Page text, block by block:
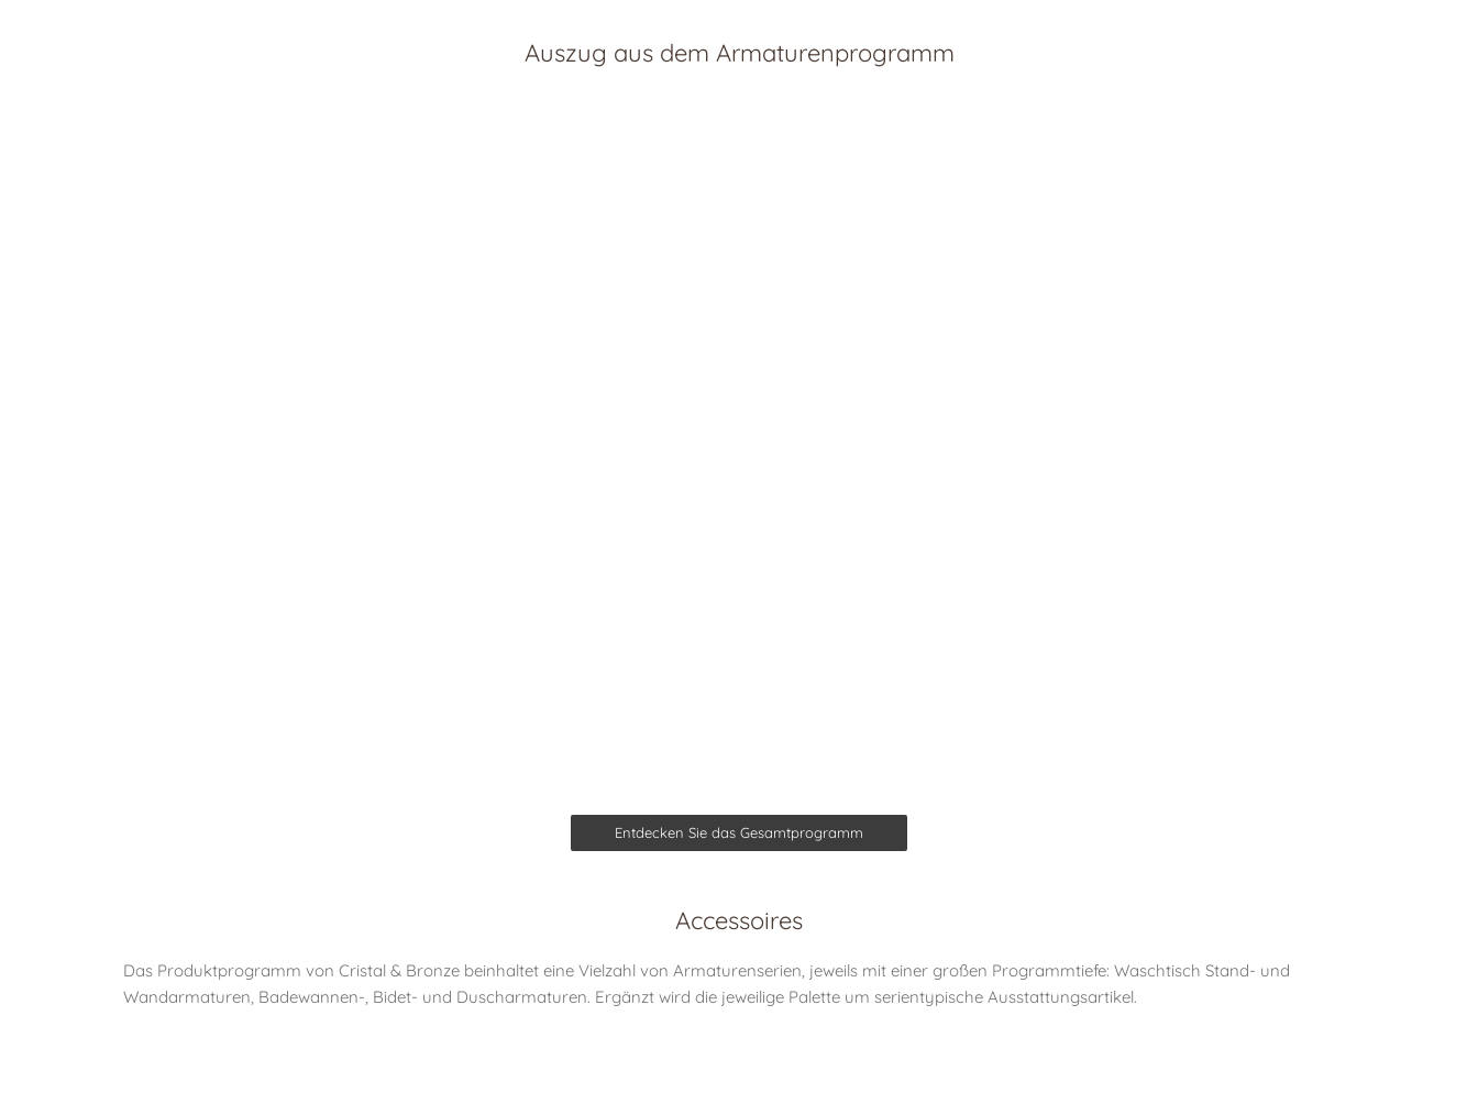
Auszug aus dem Armaturenprogramm
Entdecken Sie das Gesamtprogramm
Accessoires
Das Produktprogramm von Cristal & Bronze beinhaltet eine Vielzahl von Armaturenserien, jeweils mit einer großen Programmtiefe: Waschtisch Stand- und
Wandarmaturen, Badewannen-, Bidet- und Duscharmaturen. Ergänzt wird die jeweilige Palette um serientypische Ausstattungsartikel.